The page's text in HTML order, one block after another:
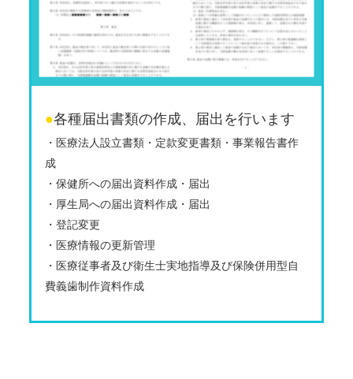
●各種届出書類の作成、届出を行います
・医療法人設立書類・定款変更書類・事業報告書作
成
・保健所への届出資料作成・届出
・厚生局への届出資料作成・届出
・登記変更
・医療情報の更新管理
・医療従事者及び衛生士実地指導及び保険併用型自
費義歯制作資料作成